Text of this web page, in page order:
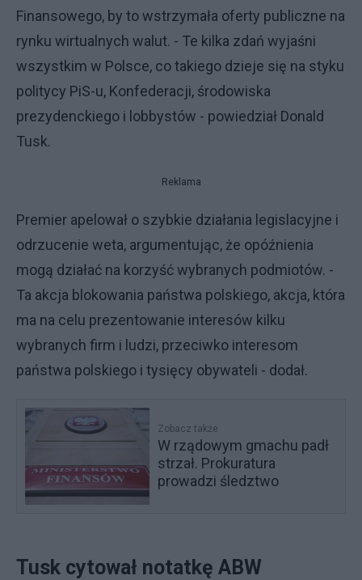
Finansowego, by to wstrzymała oferty publiczne na
rynku wirtualnych walut. - Te kilka zdań wyjaśni
wszystkim w Polsce, co takiego dzieje się na styku
politycy PiS-u, Konfederacji, środowiska
prezydenckiego i lobbystów - powiedział Donald
Tusk.
Reklama
Premier apelował o szybkie działania legislacyjne i
odrzucenie weta, argumentując, że opóźnienia
mogą działać na korzyść wybranych podmiotów. -
Ta akcja blokowania państwa polskiego, akcja, która
ma na celu prezentowanie interesów kilku
wybranych firm i ludzi, przeciwko interesom
państwa polskiego i tysięcy obywateli - dodał.
Zobacz także
W rządowym gmachu padł
strzał. Prokuratura
prowadzi śledztwo
Tusk cytował notatkę ABW